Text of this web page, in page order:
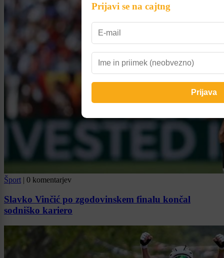
Šport | 0 komentarjev
Slavko Vinčić po zgodovinskem finalu končal
sodniško kariero
Prijavi se na cajtng